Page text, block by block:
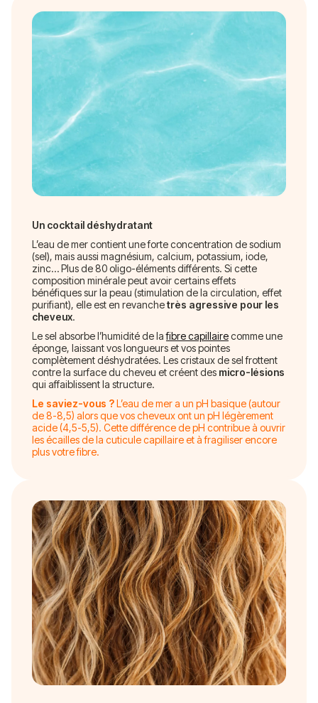
Un cocktail déshydratant
L’eau de mer contient une forte concentration de sodium
(sel), mais aussi magnésium, calcium, potassium, iode,
zinc… Plus de 80 oligo-éléments différents. Si cette
composition minérale peut avoir certains effets
bénéfiques sur la peau (stimulation de la circulation, effet
purifiant), elle est en revanchetrès agressive pour les
cheveux.
Le sel absorbe l’humidité de lafibre capillairecomme une
éponge, laissant vos longueurs et vos pointes
complètement déshydratées. Les cristaux de sel frottent
contre la surface du cheveu et créent des micro-lésions
qui affaiblissent la structure.
Le saviez-vous ?L’eau de mer a un pH basique (autour
de 8-8,5) alors que vos cheveux ont un pH légèrement
acide (4,5-5,5). Cette différence de pH contribue à ouvrir
les écailles de la cuticule capillaire et à fragiliser encore
plus votre fibre.